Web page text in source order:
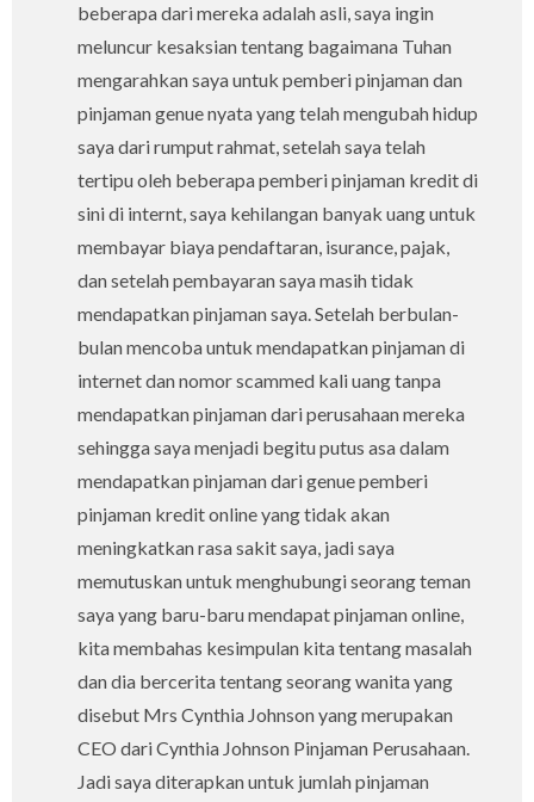
beberapa dari mereka adalah asli, saya ingin
meluncur kesaksian tentang bagaimana Tuhan
mengarahkan saya untuk pemberi pinjaman dan
pinjaman genue nyata yang telah mengubah hidup
saya dari rumput rahmat, setelah saya telah
tertipu oleh beberapa pemberi pinjaman kredit di
sini di internt, saya kehilangan banyak uang untuk
membayar biaya pendaftaran, isurance, pajak,
dan setelah pembayaran saya masih tidak
mendapatkan pinjaman saya. Setelah berbulan-
bulan mencoba untuk mendapatkan pinjaman di
internet dan nomor scammed kali uang tanpa
mendapatkan pinjaman dari perusahaan mereka
sehingga saya menjadi begitu putus asa dalam
mendapatkan pinjaman dari genue pemberi
pinjaman kredit online yang tidak akan
meningkatkan rasa sakit saya, jadi saya
memutuskan untuk menghubungi seorang teman
saya yang baru-baru mendapat pinjaman online,
kita membahas kesimpulan kita tentang masalah
dan dia bercerita tentang seorang wanita yang
disebut Mrs Cynthia Johnson yang merupakan
CEO dari Cynthia Johnson Pinjaman Perusahaan.
Jadi saya diterapkan untuk jumlah pinjaman